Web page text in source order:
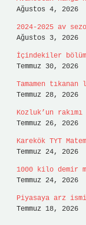
Ağustos 4, 2026
2024-2025 av
Ağustos 3, 2026
İçindekiler
Temmuz 30, 2026
Tamamen
Temmuz 28, 2026
Kozluk’un
Temmuz 26, 2026
Karekök TYT
Temmuz 24, 2026
1000 kilo demir
Temmuz 24, 2026
Piyasaya arz
Temmuz 18, 2026